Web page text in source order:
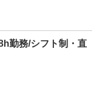
勤務/シフト制・直